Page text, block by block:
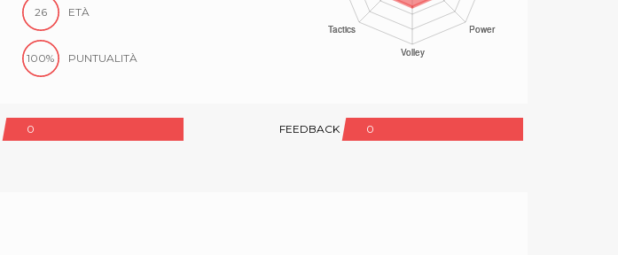
26 ETÀ
100% PUNTUALITÀ
0 FEEDBACK 0